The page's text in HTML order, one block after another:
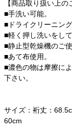
【商品取り扱い上の
■手洗い可能。
■ドライクリーニン
■軽く押し洗いをして
■静止型乾燥機のご
■あて布使用。
■濃色の物は摩擦に
下さい。
サイズ：裄丈：
60cm